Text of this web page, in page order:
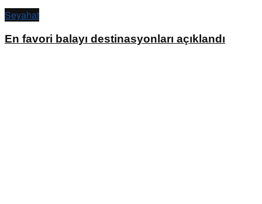
Seyahat
En favori balayı destinasyonları açıklandı